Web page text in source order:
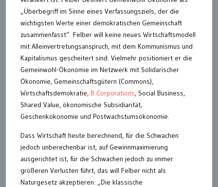
„Überbegriff im Sinne eines Verfassungsziels, der die
wichtigsten Werte einer demokratischen Gemeinschaft
zusammenfasst“. Felber will keine neues Wirtschaftsmodell
mit Alleinvertretungsanspruch, mit dem Kommunismus und
Kapitalismus gescheitert sind. Vielmehr positioniert er die
Gemeinwohl-Ökonomie im Netzwerk mit Solidarischer
Ökonomie, Gemeinschaftsgütern (Commons),
Wirtschaftsdemokratie, B Corporations, Social Business,
Shared Value, ökonomische Subsidiarität,
Geschenkökonomie und Postwachstumsökonomie.
Dass Wirtschaft heute berechnend, für die Schwachen
jedoch unberechenbar ist, auf Gewinnmaximierung
ausgerichtet ist, für die Schwachen jedoch zu immer
größeren Verlusten führt, das will Felber nicht als
Naturgesetz akzeptieren: „Die klassische